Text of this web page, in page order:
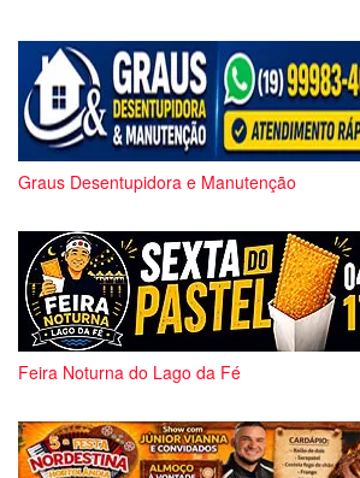
Graus Desentupidora e Manutenção
Feira Noturna do Lago da Fé